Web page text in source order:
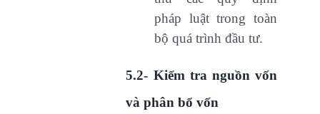
pháp luật trong toàn
bộ quá trình đầu tư.
5.2- Kiểm tra nguồn vốn
và phân bổ vốn